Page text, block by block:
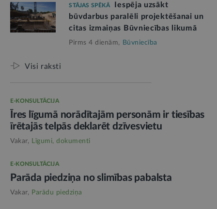
STĀJAS SPĒKĀ
Iespēja uzsākt
būvdarbus paralēli projektēšanai un
citas izmaiņas Būvniecības likumā
Pirms 4 dienām, Būvniecība
Visi raksti
E-KONSULTĀCIJA
Īres līgumā norādītajām personām ir tiesības
īrētajās telpās deklarēt dzīvesvietu
Vakar, Līgumi, dokumenti
E-KONSULTĀCIJA
Parāda piedziņa no slimības pabalsta
Vakar, Parādu piedziņa